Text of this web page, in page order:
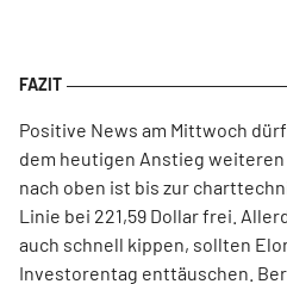
Positive News am Mittwoch
dem heutigen Anstieg
nach oben ist bis zur
Linie bei 221,59 Dollar frei.
auch schnell kippen, sollten
Investorentag enttäuschen.